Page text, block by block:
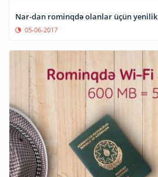
Nar-dan rominqdə olanlar üçün yenilik
05-06-2017